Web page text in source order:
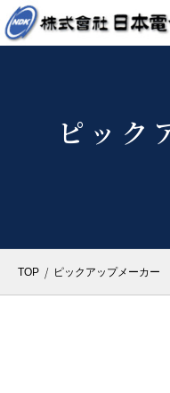
ピック
TOP / ピックアップメーカー